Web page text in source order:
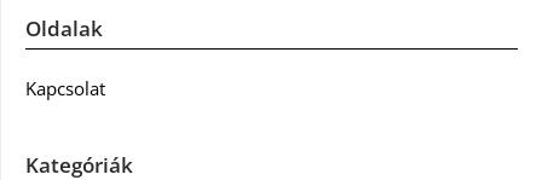
Oldalak
Kapcsolat
Kategóriák